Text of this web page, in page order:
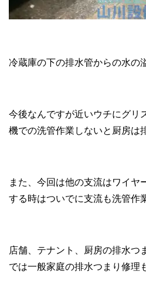
冷蔵庫の下の排水管からの水の
今後なんですが近いウチにグリ
機での洗管作業しないと厨房は
また、今回は他の支流はワイヤ
する時はついでに支流も洗管作
店舗、テナント、厨房の排水つ
では一般家庭の排水つまり修理